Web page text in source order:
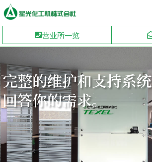
营业所一览
完整的维护和支持系统
回答你的需求。